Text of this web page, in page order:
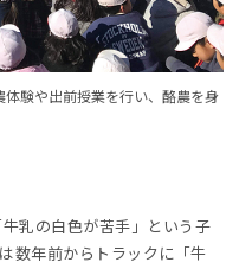
験や出前授業を行い、酪農を身
乳の白色が苦手」という子
数年前からトラックに「牛